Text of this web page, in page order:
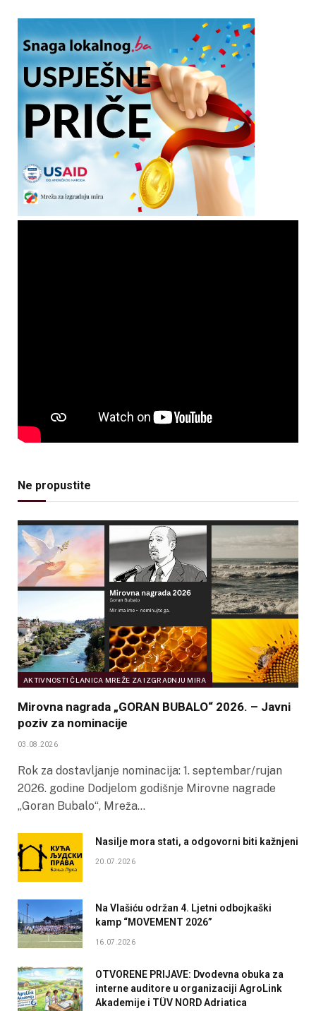
Ne propustite
AKTIVNOSTI ČLANICA MREŽE ZA IZGRADNJU MIRA
Mirovna nagrada „GORAN BUBALO“ 2026. – Javni
poziv za nominacije
03.08.2026
Rok za dostavljanje nominacija: 1. septembar/rujan
2026. godine Dodjelom godišnje Mirovne nagrade
„Goran Bubalo“, Mreža…
Nasilje mora stati, a odgovorni biti kažnjeni
20.07.2026
Na Vlašiću održan 4. Ljetni odbojkaški
kamp “MOVEMENT 2026”
16.07.2026
OTVORENE PRIJAVE: Dvodevna obuka za
interne auditore u organizaciji AgroLink
Akademije i TÜV NORD Adriatica